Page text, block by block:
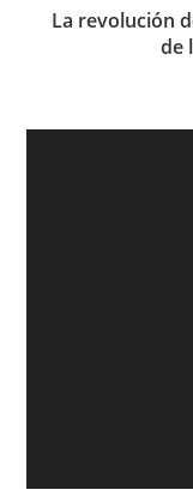
La revolución
de